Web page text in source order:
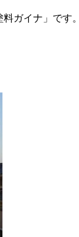
ガイナ」です。